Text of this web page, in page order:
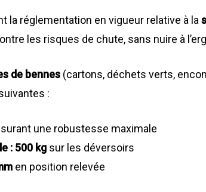
la réglementation en vigueur relative à la
les risques de chute, sans nuire à
de bennes (cartons, déchets verts,
:
une robustesse maximale
: 500 kg sur les déversoirs
en position relevée